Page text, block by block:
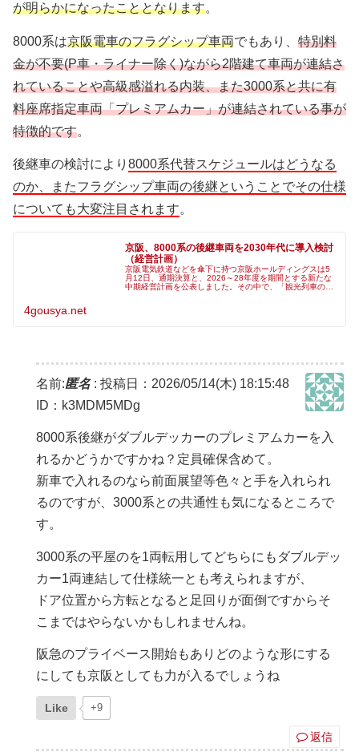
が明らかになったこととなります。
8000系は京阪電車のフラグシップ車両でもあり、 特別料
金が不要(P車・ライナー除く)ながら2階建て車両が連結さ
れていることや高級感溢れる内装、また3000系と共に有
料座席指定車両「プレミアムカー」が連結されている事が
特徴的です。
後継車の検討により 8000系代替スケジュールはどうなる
のか、またフラグシップ車両の後継ということでその仕様
についても大変注目されます。
京阪、8000系の後継車両を2030年代に導入検討
（経営計画）
京阪電気鉄道などを傘下に持つ京阪ホールディングスは5
月12日、通期決算と、2026～28年度を期間とする新たな
中期経営計画を公表しました。その中で、「観光列車の導
4gousya.net
名前:匿名: 投稿日：2026/05/14(木) 18:15:48
ID：k3MDM5MDg
8000系後継がダブルデッカーのプレミアムカーを入
れるかどうかですかね？定員確保含めて。
新車で入れるのなら前面展望等色々と手を入れられ
るのですが、3000系との共通性も気になるところで
す。
3000系の平屋のを1両転用してどちらにもダブルデッ
カー1両連結して仕様統一とも考えられますが、
ドア位置から方転となると足回りが面倒ですからそ
こまではやらないかもしれませんね。
阪急のプライベース開始もありどのような形にする
にしても京阪としても力が入るでしょうね
Like +9
返信